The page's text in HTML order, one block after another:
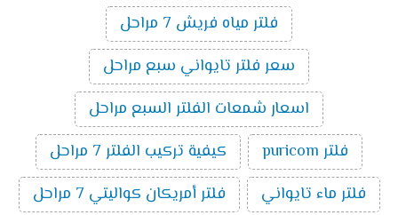
فلتر مياه فريش 7 مراحل
سعر فلتر تايواني سبع مراحل
اسعار شمعات الفلتر السبع مراحل
فلتر puricom
كيفية تركيب الفلتر 7 مراحل
فلتر ماء تايواني
فلتر أمريكان كواليتي 7 مراحل